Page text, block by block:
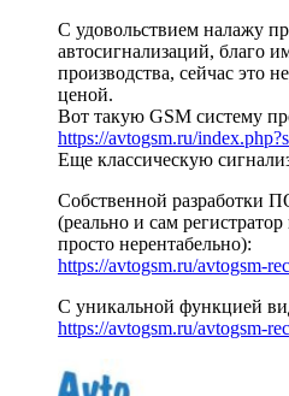
С удовольствием налажу
автосигнализаций, благо
производства, сейчас это
ценой.
Вот такую GSM систему
https://avtogsm.ru/
Еще классическую
Собственной разработки
(реально и сам
просто нерентабельно):
https://avtogsm.ru/avtogsm-
С уникальной функцией
https://avtogsm.ru/avtogsm-